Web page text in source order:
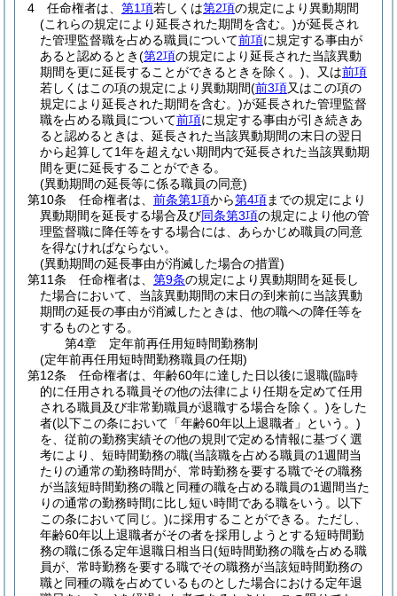
4
任命権者は、 第1項若しくは第2項の規定により異動期間
(これらの規定により延長された期間を含む。)が延長され
た管理監督職を占める職員について前項に規定する事由が
あると認めるとき(第2項の規定により延長された当該異動
期間を更に延長することができるときを除く。) 、又は前項
若しくはこの項の規定により異動期間(前3項又はこの項の
規定により延長された期間を含む。)が延長された管理監督
職を占める職員について前項に規定する事由が引き続きあ
ると認めるときは、延長された当該異動期間の末日の翌日
から起算して1年を超えない期間内で延長された当該異動期
間を更に延長することができる。
(異動期間の延長等に係る職員の同意)
第10条
任命権者は、 前条第1項から第4項までの規定により
異動期間を延長する場合及び同条第3項の規定により他の管
理監督職に降任等をする場合には、あらかじめ職員の同意
を得なければならない。
(異動期間の延長事由が消滅した場合の措置)
第11条
任命権者は、 第9条の規定により異動期間を延長し
た場合において、当該異動期間の末日の到来前に当該異動
期間の延長の事由が消滅したときは、他の職への降任等を
するものとする。
第4章
定年前再任用短時間勤務制
(定年前再任用短時間勤務職員の任期)
第12条
任命権者は、年齢60年に達した日以後に退職(臨時
的に任用される職員その他の法律により任期を定めて任用
される職員及び非常勤職員が退職する場合を除く。)をした
者(以下この条において「年齢60年以上退職者」という。)
を、従前の勤務実績その他の規則で定める情報に基づく選
考により、短時間勤務の職(当該職を占める職員の1週間当
たりの通常の勤務時間が、常時勤務を要する職でその職務
が当該短時間勤務の職と同種の職を占める職員の1週間当た
りの通常の勤務時間に比し短い時間である職をいう。以下
この条において同じ。)に採用することができる。 ただし、
年齢60年以上退職者がその者を採用しようとする短時間勤
務の職に係る定年退職日相当日(短時間勤務の職を占める職
員が、常時勤務を要する職でその職務が当該短時間勤務の
職と同種の職を占めているものとした場合における定年退